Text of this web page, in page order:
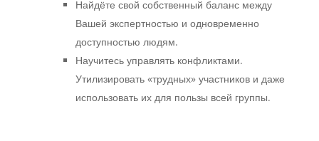
Найдёте свой собственный баланс между
Вашей экспертностью и одновременно
доступностью людям.
Научитесь управлять конфликтами.
Утилизировать «трудных» участников и даже
использовать их для пользы всей группы.